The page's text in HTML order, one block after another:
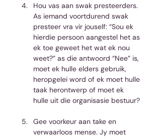
Hou vas aan swak presteerders.
As iemand voortdurend swak
presteer vra vir jouself: “Sou ek
hierdie persoon aangestel het as
ek toe geweet het wat ek nou
weet?” as die antwoord “Nee” is,
moet ek hulle elders gebruik,
heropgelei word of ek moet hulle
taak herontwerp of moet ek
hulle uit die organisasie bestuur?
Gee voorkeur aan take en
verwaarloos mense. Jy moet